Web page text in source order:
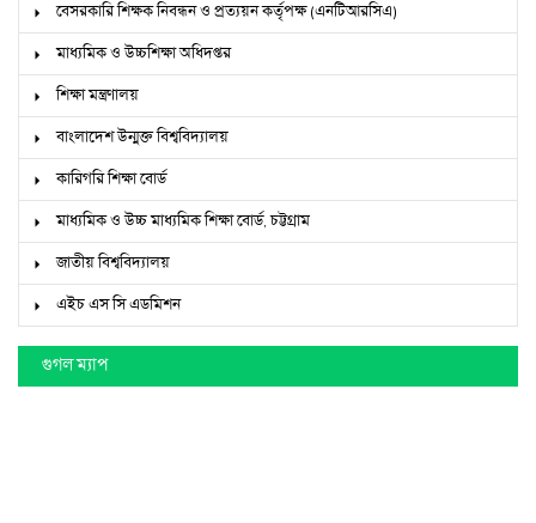
বেসরকারি শিক্ষক নিবন্ধন ও প্রত্যয়ন কর্তৃপক্ষ (এনটিআরসিএ)
মাধ্যমিক ও উচ্চশিক্ষা অধিদপ্তর
শিক্ষা মন্ত্রণালয়
বাংলাদেশ উন্মুক্ত বিশ্ববিদ্যালয়
কারিগরি শিক্ষা বোর্ড
মাধ্যমিক ও উচ্চ মাধ্যমিক শিক্ষা বোর্ড, চট্টগ্রাম
জাতীয় বিশ্ববিদ্যালয়
এইচ এস সি এডমিশন
গুগল ম্যাপ